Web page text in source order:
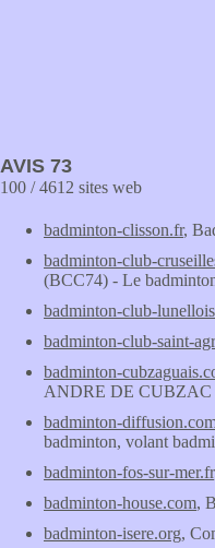
AVIS 73
100 / 4612 sites web
badminton-clisson.fr,
badminton-club-
(BCC74) - Le
badminton-club-
badminton-club-saint-
badminton-
ANDRE DE CUBZAC
badminton-
badminton, volant
badminton-fos-sur-mer.fr
badminton-house.com,
badminton-isere.org,